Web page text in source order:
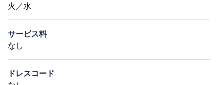
火／水
サービス料
なし
ドレスコード